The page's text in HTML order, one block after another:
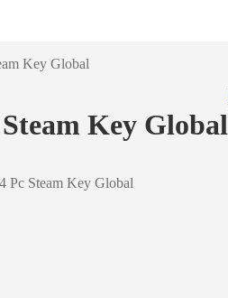
Key Global
Key Global
Pc Steam Key Global